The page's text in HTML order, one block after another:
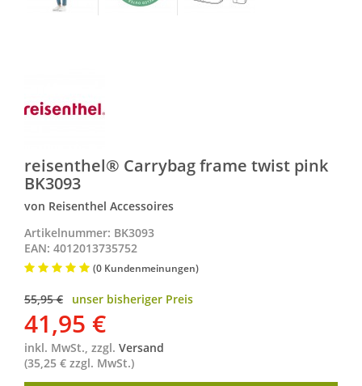
reisenthel® Carrybag frame twist pink
BK3093
von Reisenthel Accessoires
Artikelnummer: BK3093
EAN: 4012013735752
(0 Kundenmeinungen)
55,95 € unser bisheriger Preis
41,95 €
inkl. MwSt., zzgl. Versand
(35,25 € zzgl. MwSt.)